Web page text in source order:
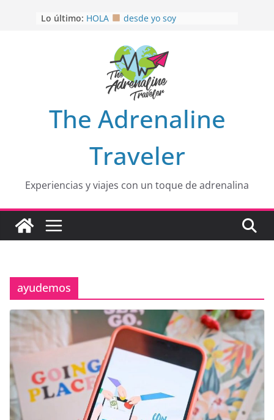
Lo último: HOLA
desde yo soy
EL SENDERO DEL CACAO: Excelente
opción
HOSPEDAJE AL NATURALSHH !!
OTRA PERSPECTIVA de RÍO EL
MULITO!
The Adrenaline
Traveler
Experiencias y viajes con un toque de adrenalina
ayudemos